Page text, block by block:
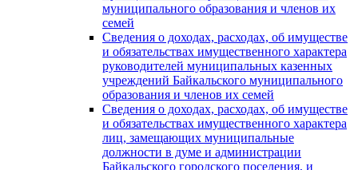
муниципального образования и членов их
семей
Сведения о доходах, расходах, об имуществе
и обязательствах имущественного характера
руководителей муниципальных казенных
учреждений Байкальского муниципального
образования и членов их семей
Сведения о доходах, расходах, об имуществе
и обязательствах имущественного характера
лиц, замещающих муниципальные
должности в думе и администрации
Байкальского городского поселения, и